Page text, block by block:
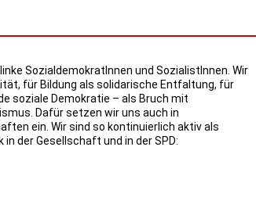
SozialdemokratInnen und SozialistInnen. Wir
für Bildung als solidarische Entfaltung, für
soziale Demokratie – als Bruch mit
Dafür setzen wir uns auch in
ein. Wir sind so kontinuierlich aktiv als
der Gesellschaft und in der SPD: